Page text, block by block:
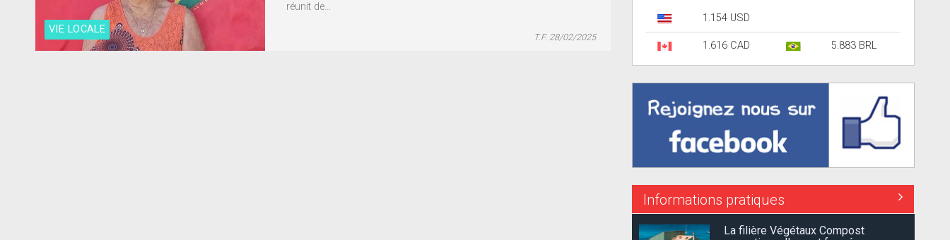
VIE LOCALE
réunit de...
T.F. 28/02/2025
1.154 USD
1.616 CAD 5.883 BRL
Informations pratiques
La filière Végétaux Compost